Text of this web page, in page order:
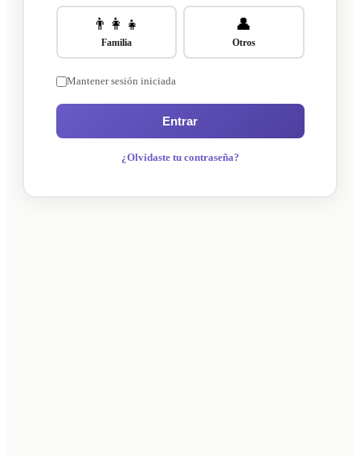
👨‍👩‍👧
Familia
👤
Otros
Mantener sesión iniciada
Entrar
¿Olvidaste tu contraseña?